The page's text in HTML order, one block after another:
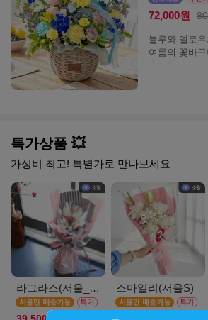
72,000원
블루와 옐로
여름의 꽃바구
특가상품 💥
가성비 최고! 특별가로 만나보세요
라그라스(서울_M) 스마일리(서울S)